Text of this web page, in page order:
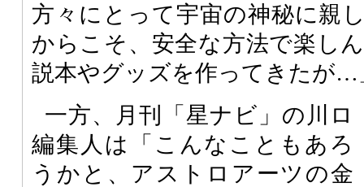
方々にとって宇宙の神秘に親
からこそ、安全な方法で楽し
説本やグッズを作ってきたが…
一方、月刊「星ナビ」の川ロ
編集人は「こんなこともあろ
うかと、アストロアーツの金